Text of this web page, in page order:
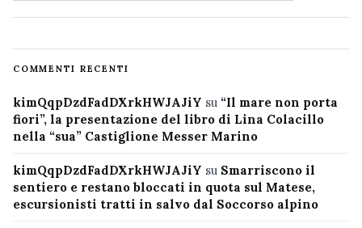
COMMENTI RECENTI
kimQqpDzdFadDXrkHWJAJiY su “Il mare non porta
fiori”, la presentazione del libro di Lina Colacillo
nella “sua” Castiglione Messer Marino
kimQqpDzdFadDXrkHWJAJiY su Smarriscono il
sentiero e restano bloccati in quota sul Matese,
escursionisti tratti in salvo dal Soccorso alpino